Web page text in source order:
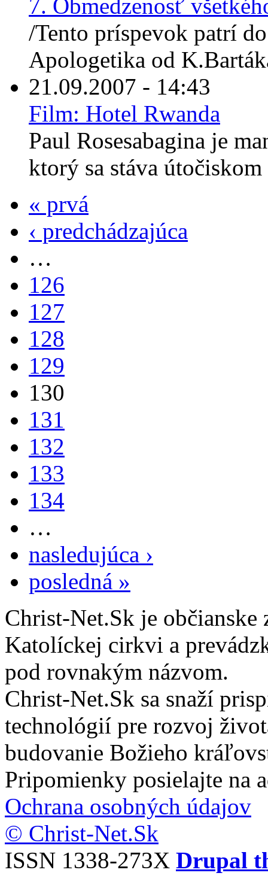
7. Obmedzenosť
/Tento príspevok patrí
Apologetika od
21.09.2007 - 14:43
Film: Hotel Rwanda
Paul Rosesabagina je
ktorý sa stáva
« prvá
‹ predchádzajúca
…
126
127
128
129
130
131
132
133
134
…
nasledujúca ›
posledná »
Christ-Net.Sk je
Katolíckej cirkvi a
pod rovnakým názvom.
Christ-Net.Sk sa snaží
technológií pre rozvoj
budovanie Božieho
Pripomienky posielajte na
Ochrana osobných údajov
© Christ-Net.Sk
ISSN 1338-273X Drupal